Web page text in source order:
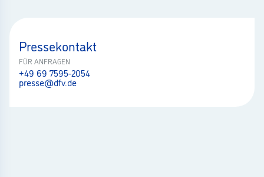
Pressekontakt
FÜR ANFRAGEN
+49 69 7595-2054
presse@dfv.de